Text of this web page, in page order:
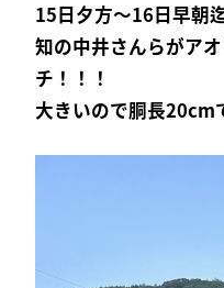
15日夕方〜16日早朝
知の中井さんらがア
チ！！！
大きいので胴長20cm